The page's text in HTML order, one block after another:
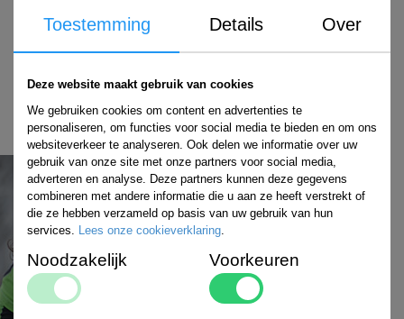
Benieuwd naar ons volledige
assortiment?
Kom langs bij 1 van onze dealers
Toestemming Details Over
Deze website maakt gebruik van cookies
We gebruiken cookies om content en advertenties te
personaliseren, om functies voor social media te bieden en om ons
websiteverkeer te analyseren. Ook delen we informatie over uw
gebruik van onze site met onze partners voor social media,
adverteren en analyse. Deze partners kunnen deze gegevens
combineren met andere informatie die u aan ze heeft verstrekt of
die ze hebben verzameld op basis van uw gebruik van hun
services. Lees onze cookieverklaring
Noodzakelijk Voorkeuren